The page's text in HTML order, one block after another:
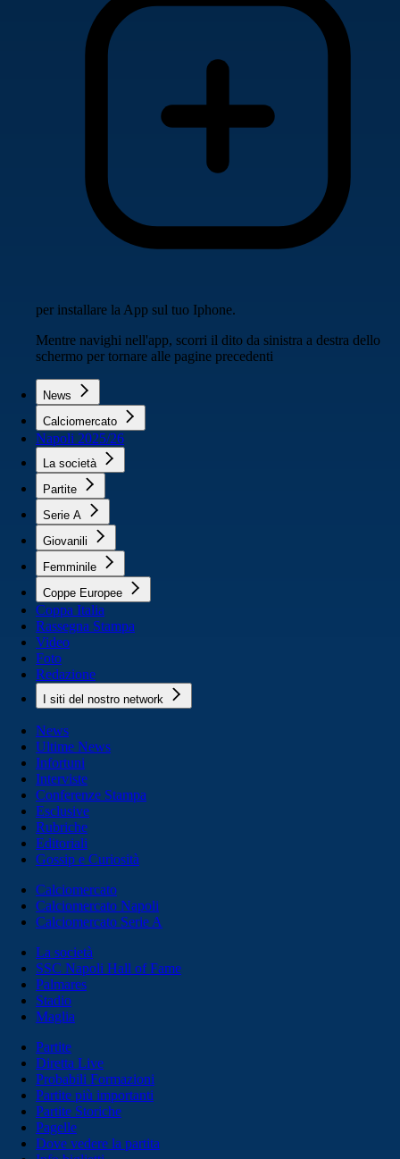
per installare la App sul tuo Iphone.
Mentre navighi nell'app, scorri il dito da sinistra a destra dello
schermo per tornare alle pagine precedenti
News
Calciomercato
Napoli 2025/26
La società
Partite
Serie A
Giovanili
Femminile
Coppe Europee
Coppa Italia
Rassegna Stampa
Video
Foto
Redazione
I siti del nostro network
News
Ultime News
Infortuni
Interviste
Conferenze Stampa
Esclusive
Rubriche
Editoriali
Gossip e Curiosità
Calciomercato
Calciomercato Napoli
Calciomercato Serie A
La società
SSC Napoli Hall of Fame
Palmares
Stadio
Maglia
Partite
Diretta Live
Probabili Formazioni
Partite più importanti
Partite Storiche
Pagelle
Dove vedere la partita